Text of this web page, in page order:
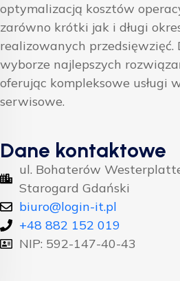
optymalizacją kosztów
zarówno krótki jak i długi
realizowanych przedsięwzięć.
wyborze najlepszych
oferując kompleksowe usługi
serwisowe.
Dane kontaktowe
ul. Bohaterów
Starogard Gdański
biuro@login-it.pl
+48 882 152 019
NIP: 592-147-40-43